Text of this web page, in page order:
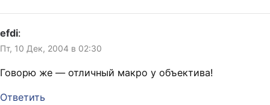
efdi:
Пт, 10 Дек, 2004 в 02:30
Говорю же — отличный макро у объектива!
Ответить